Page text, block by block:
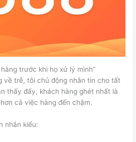
trước khi họ xử lý mình”
về trễ, tôi chủ động nhắn tin cho tất
thấy đấy, khách hàng ghét nhất là
cả việc hàng đến chậm.
nhắn kiểu: